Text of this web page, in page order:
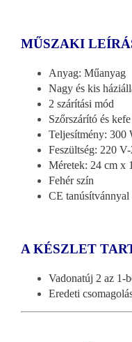
MŰSZAKI
Anyag: Műanyag
Nagy és kis
2 szárítási mód
Szőrszárító és
Teljesítmény: 300
Feszültség: 220
Méretek: 24 cm x
Fehér szín
CE tanúsítvánnyal
A KÉSZLET
Vadonatúj 2 az 1-
Eredeti